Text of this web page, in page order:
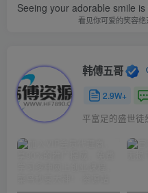
Seeing your adorable smile
看见你可爱的笑容
韩傅五哥
2.9W+